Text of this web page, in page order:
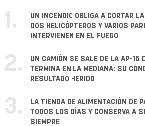
1.
UN INCENDIO OBLIGA A CORTAR
DOS HELICÓPTEROS Y VARIOS
INTERVIENEN EN EL FUEGO
2.
UN CAMIÓN SE SALE DE LA AP-15
TERMINA EN LA MEDIANA: SU
RESULTADO HERIDO
3.
LA TIENDA DE ALIMENTACIÓN DE
TODOS LOS DÍAS Y CONSERVA A
SIEMPRE